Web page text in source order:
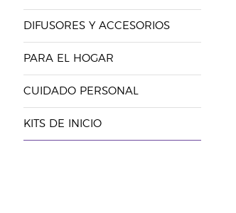
DIFUSORES Y ACCESORIOS
PARA EL HOGAR
CUIDADO PERSONAL
KITS DE INICIO